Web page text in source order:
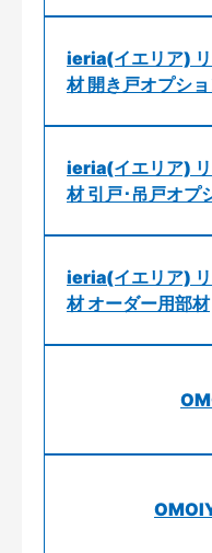
ieria(イエリア)
材 開き戸オプシ
ieria(イエリア)
材 引戸･吊戸オプ
ieria(イエリア)
材 オーダー用部材